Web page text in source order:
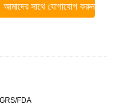
আমাদের সাথে যোগাযোগ করুন
FDA